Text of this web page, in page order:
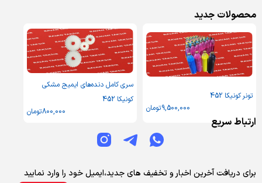
محصولات جدید
تونر کونیکا 452
9,500,000تومان
سری کامل دنده‌های ایمیج مشکی
کونیکا 452
800,000تومان
ارتباط سریع
برای دریافت آخرین اخبار و تخفیف های جدید،ایمیل خود را وارد نمایید